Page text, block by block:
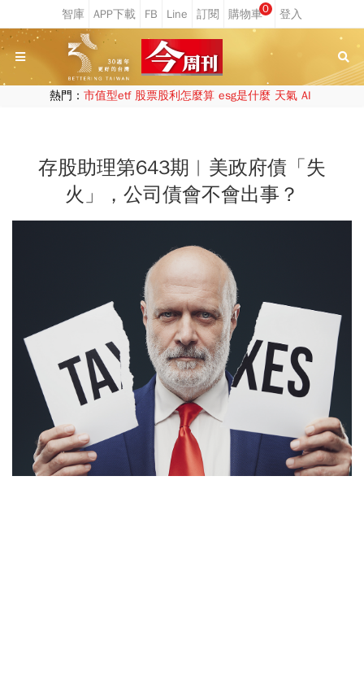
0
熱門： 市值型etf 股票股利怎麼算 esg是什麼 天氣 AI
存股助理第643期︱美政府債「失
火」，公司債會不會出事？